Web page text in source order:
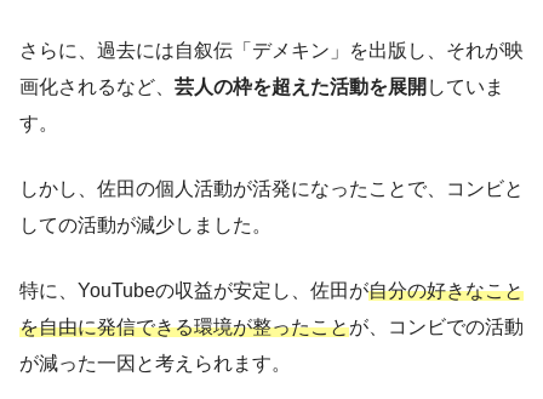
さらに、過去には自叙伝「デメキン」を出版し、それが映
画化されるなど、 芸人の枠を超えた活動を展開 していま
す。
しかし、佐田の個人活動が活発になったことで、コンビと
しての活動が減少しました。
特に、YouTubeの収益が安定し、佐田が自分の好きなこと
を自由に発信できる環境が整ったことが、コンビでの活動
が減った一因と考えられます。